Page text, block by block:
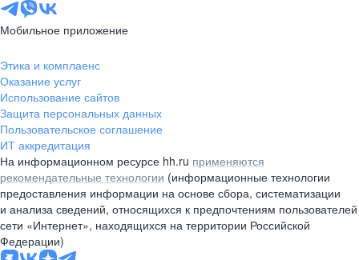
Мобильное приложение
Этика и комплаенс
Оказание услуг
Использование сайтов
Защита персональных данных
Пользовательское соглашение
ИТ аккредитация
На информационном ресурсе hh.ru применяются
рекомендательные технологии (информационные технологии
предоставления информации на основе сбора, систематизации
и анализа сведений, относящихся к предпочтениям пользователей
сети «Интернет», находящихся на территории Российской
Федерации)